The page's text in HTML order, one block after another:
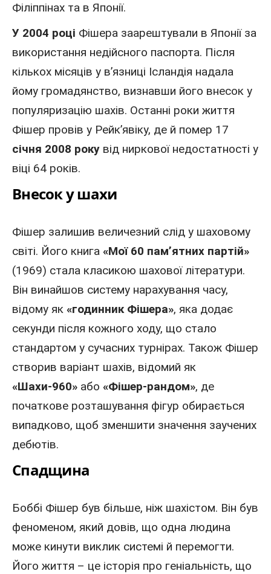
Філіппінах та в Японії.
У 2004 році Фішера заарештували в Японії за
використання недійсного паспорта. Після
кількох місяців у в’язниці Ісландія надала
йому громадянство, визнавши його внесок у
популяризацію шахів. Останні роки життя
Фішер провів у Рейк’явіку, де й помер 17
січня 2008 року від ниркової недостатності у
віці 64 років.
Внесок у шахи
Фішер залишив величезний слід у шаховому
світі. Його книга «Мої 60 пам’ятних партій»
(1969) стала класикою шахової літератури.
Він винайшов систему нарахування часу,
відому як «годинник Фішера», яка додає
секунди після кожного ходу, що стало
стандартом у сучасних турнірах. Також Фішер
створив варіант шахів, відомий як
«Шахи-960» або «Фішер-рандом», де
початкове розташування фігур обирається
випадково, щоб зменшити значення заучених
дебютів.
Спадщина
Боббі Фішер був більше, ніж шахістом. Він був
феноменом, який довів, що одна людина
може кинути виклик системі й перемогти.
Його життя – це історія про геніальність, що